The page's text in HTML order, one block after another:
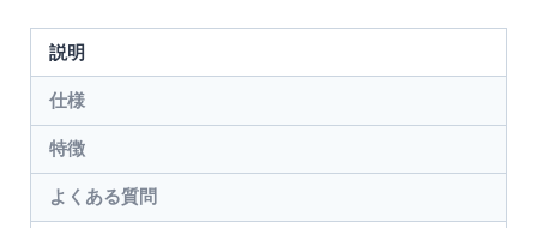
説明
仕様
特徴
よくある質問